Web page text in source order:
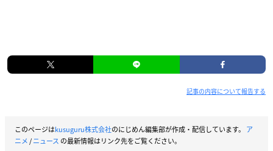
記事の内容について報告する
このページはkusuguru株式会社のにじめん編集部が作成・配信しています。 ア
ニメ/ニュース の最新情報はリンク先をご覧ください。